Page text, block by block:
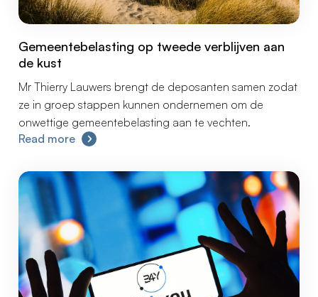
Gemeentebelasting op tweede verblijven aan
de kust
Mr Thierry Lauwers brengt de deposanten samen zodat
ze in groep stappen kunnen ondernemen om de
onwettige gemeentebelasting aan te vechten.
Read more